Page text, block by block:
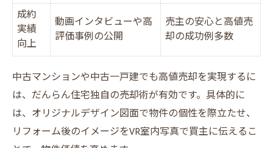
成約
実績
向上
動画インタビューや高
評価事例の公開
売主の安心と高値売
却の成功例多数
中古マンションや中古一戸建でも高値売却を実現するに
は、だんらん住宅独自の売却術が有効です。具体的に
は、オリジナルデザイン図面で物件の個性を際立たせ、
リフォーム後のイメージをVR室内写真で買主に伝えるこ